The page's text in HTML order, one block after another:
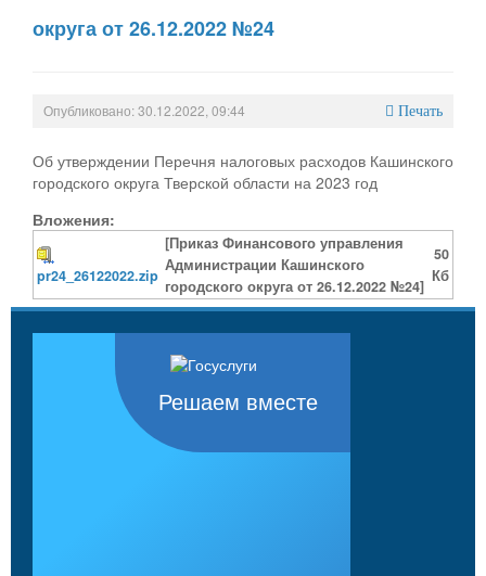
округа от 26.12.2022 №24
Опубликовано: 30.12.2022, 09:44 Печать
Об утверждении Перечня налоговых расходов Кашинского
городского округа Тверской области на 2023 год
Вложения:
pr24_26122022.zip
[Приказ Финансового управления
Администрации Кашинского
городского округа от 26.12.2022 №24]
50
Кб
Решаем вместе